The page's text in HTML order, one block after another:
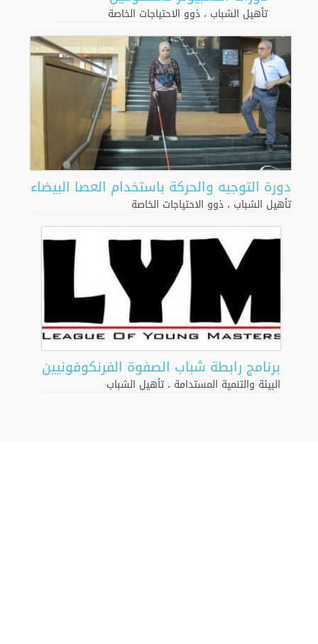
تأهيل الشباب ،ذوو الاحتياجات الخاصة
دورة التوجيه والحركة باستخدام العصا البيضاء
تأهيل الشباب ، ذوو الاحتياجات الخاصة
برنامج رابطة شباب الصفوة الفرنكوفونيين
البيئة والتنمية المستدامة ،تأهيل الشباب